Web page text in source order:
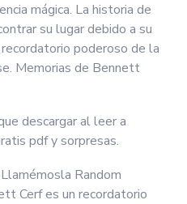
mágica. La historia de
su lugar debido a su
poderoso de la
Memorias de Bennett
descargar al leer a
pdf y sorpresas.
Random
Cerf es un recordatorio